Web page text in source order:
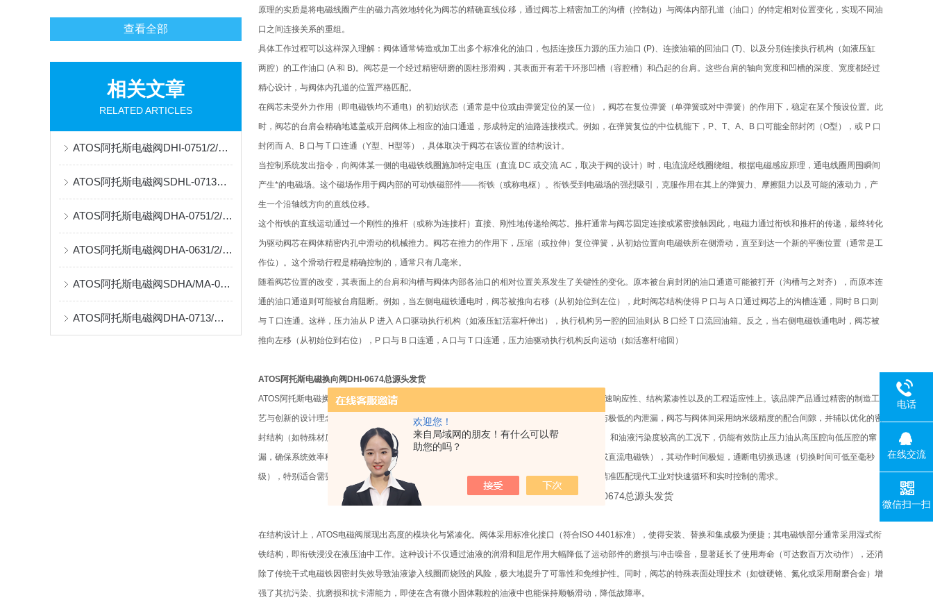
欢迎您！
来自局域网的朋友！有什么可以帮
助您的吗？
查看全部
相关文章
RELATED ARTICLES
ATOS阿托斯电磁阀DHI-0751/2/WP24参数技术特点
ATOS阿托斯电磁阀SDHL-0713DC20S全新安装原理
ATOS阿托斯电磁阀DHA-0751/2/NPT/WP全新参数资料
ATOS阿托斯电磁阀DHA-0631/2/M/A24DC到货产品原理
ATOS阿托斯电磁阀SDHA/MA-0630/2-X24DC全系列产品资料
ATOS阿托斯电磁阀DHA-0713/M24DC全新技术参数
原理的实质是将电磁线圈产生的磁力高效地转化为阀芯的精确直线位移，通过阀芯上精密加工的沟槽（控制边）与阀体内部孔道（油口）的特定相对位置变化，实现不同油
口之间连接关系的重组。
具体工作过程可以这样深入理解：阀体通常铸造或加工出多个标准化的油口，包括连接压力源的压力油口 (P)、连接油箱的回油口 (T)、以及分别连接执行机构（如液压缸
两腔）的工作油口 (A 和 B)。阀芯是一个经过精密研磨的圆柱形滑阀，其表面开有若干环形凹槽（容腔槽）和凸起的台肩。这些台肩的轴向宽度和凹槽的深度、宽度都经过
精心设计，与阀体内孔道的位置严格匹配。
在阀芯未受外力作用（即电磁铁均不通电）的初始状态（通常是中位或由弹簧定位的某一位），阀芯在复位弹簧（单弹簧或对中弹簧）的作用下，稳定在某个预设位置。此
时，阀芯的台肩会精确地遮盖或开启阀体上相应的油口通道，形成特定的油路连接模式。例如，在弹簧复位的中位机能下，P、T、A、B 口可能全部封闭（O型），或 P 口
封闭而 A、B 口与 T 口连通（Y型、H型等），具体取决于阀芯在该位置的结构设计。
当控制系统发出指令，向阀体某一侧的电磁铁线圈施加特定电压（直流 DC 或交流 AC，取决于阀的设计）时，电流流经线圈绕组。根据电磁感应原理，通电线圈周围瞬间
产生*的电磁场。这个磁场作用于阀内部的可动铁磁部件——衔铁（或称电枢）。衔铁受到电磁场的强烈吸引，克服作用在其上的弹簧力、摩擦阻力以及可能的液动力，产
生一个沿轴线方向的直线位移。
这个衔铁的直线运动通过一个刚性的推杆（或称为连接杆）直接、刚性地传递给阀芯。推杆通常与阀芯固定连接或紧密接触因此，电磁力通过衔铁和推杆的传递，最终转化
为驱动阀芯在阀体精密内孔中滑动的机械推力。阀芯在推力的作用下，压缩（或拉伸）复位弹簧，从初始位置向电磁铁所在侧滑动，直至到达一个新的平衡位置（通常是工
作位）。这个滑动行程是精确控制的，通常只有几毫米。
随着阀芯位置的改变，其表面上的台肩和沟槽与阀体内部各油口的相对位置关系发生了关键性的变化。原本被台肩封闭的油口通道可能被打开（沟槽与之对齐），而原本连
通的油口通道则可能被台肩阻断。例如，当左侧电磁铁通电时，阀芯被推向右移（从初始位到左位），此时阀芯结构使得 P 口与 A 口通过阀芯上的沟槽连通，同时 B 口则
与 T 口连通。这样，压力油从 P 进入 A 口驱动执行机构（如液压缸活塞杆伸出），执行机构另一腔的回油则从 B 口经 T 口流回油箱。反之，当右侧电磁铁通电时，阀芯被
推向左移（从初始位到右位），P 口与 B 口连通，A 口与 T 口连通，压力油驱动执行机构反向运动（如活塞杆缩回）
ATOS阿托斯电磁换向阀DHI-0674总源头发货
ATOS阿托斯电磁换向阀作为液压系统中的核心控制元件，其显著特点集中体现在高可靠性、快速响应性、结构紧凑性以及的工程适应性上。该品牌产品通过精密的制造工
艺与创新的设计理念，在严苛的工业环境中展现出优异的性能。其核心优势首先在于的密封性与极低的内泄漏，阀芯与阀体间采用纳米级精度的配合间隙，并辅以优化的密
封结构（如特殊材质的密封圈或精密研磨的金属密封面），即使在高压（可达350bar甚至更高）和油液污染度较高的工况下，仍能有效防止压力油从高压腔向低压腔的窜
漏，确保系统效率稳定和能耗可控。在动态响应方面，得益于高效的电磁铁设计（如湿式交流或直流电磁铁），其动作时间极短，通断电切换迅速（切换时间可低至毫秒
级），特别适合需要高频换向或精确位置控制的自动化系统（如注塑机、机床、压机等），能精准匹配现代工业对快速循环和实时控制的需求。
在结构设计上，ATOS电磁阀展现出高度的模块化与紧凑化。阀体采用标准化接口（符合ISO 4401标准），使得安装、替换和集成极为便捷；其电磁铁部分通常采用湿式衔
铁结构，即衔铁浸没在液压油中工作。这种设计不仅通过油液的润滑和阻尼作用大幅降低了运动部件的磨损与冲击噪音，显著延长了使用寿命（可达数百万次动作），还消
除了传统干式电磁铁因密封失效导致油液渗入线圈而烧毁的风险，极大地提升了可靠性和免维护性。同时，阀芯的特殊表面处理技术（如镀硬铬、氮化或采用耐磨合金）增
强了其抗污染、抗磨损和抗卡滞能力，即使在含有微小固体颗粒的油液中也能保持顺畅滑动，降低故障率。
电话
在线交流
微信扫一扫